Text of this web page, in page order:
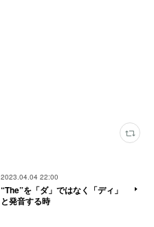
2023.04.04 22:00
“The”を「ダ」ではなく「ディ」
と発音する時